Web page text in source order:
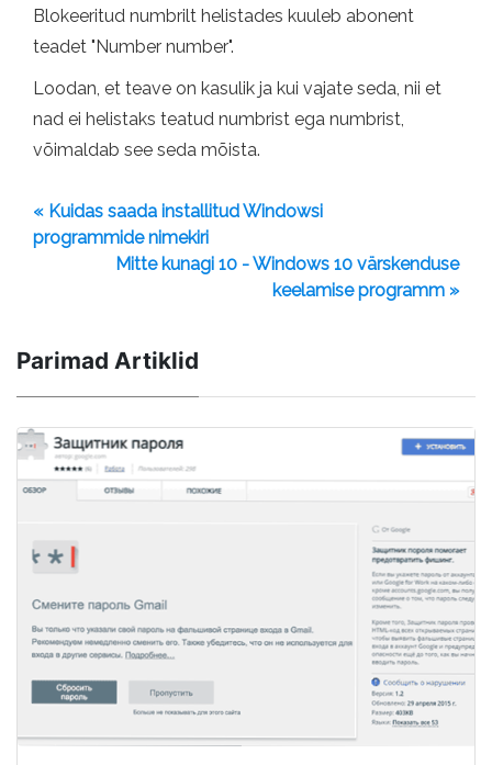
Blokeeritud numbrilt helistades kuuleb abonent
teadet "Number number".
Loodan, et teave on kasulik ja kui vajate seda, nii et
nad ei helistaks teatud numbrist ega numbrist,
võimaldab see seda mõista.
« Kuidas saada installitud Windowsi
programmide nimekiri
Mitte kunagi 10 - Windows 10 värskenduse
keelamise programm »
Parimad Artiklid